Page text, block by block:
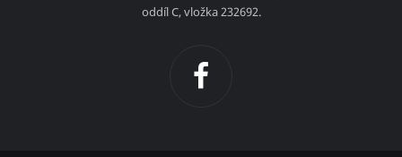
oddíl C, vložka 232692.